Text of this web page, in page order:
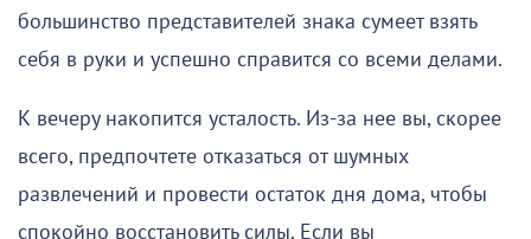
большинство представителей знака сумеет взять
себя в руки и успешно справится со всеми делами.
К вечеру накопится усталость. Из-за нее вы, скорее
всего, предпочтете отказаться от шумных
развлечений и провести остаток дня дома, чтобы
спокойно восстановить силы. Если вы